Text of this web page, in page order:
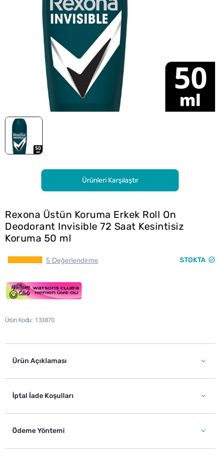
Ürünleri Karşılaştır
Rexona Üstün Koruma Erkek Roll On
Deodorant Invisible 72 Saat Kesintisiz
Koruma 50 ml
5 Değerlendirme STOKTA
Ürün Kodu 133870
Ürün Açıklaması
İptal İade Koşulları
Ödeme Yöntemi